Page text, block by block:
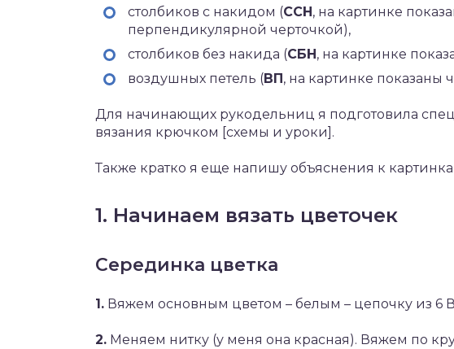
столбиков с накидом (ССН, на картинке
перпендикулярной черточкой),
столбиков без накида (СБН, на картинке
воздушных петель (ВП, на картинке показаны
Для начинающих рукодельниц я подготовила
вязания крючком [схемы и уроки].
Также кратко я еще напишу объяснения к
1. Начинаем вязать цветочек
Серединка цветка
1. Вяжем основным цветом – белым – цепочку из 6
2. Меняем нитку (у меня она красная). Вяжем по